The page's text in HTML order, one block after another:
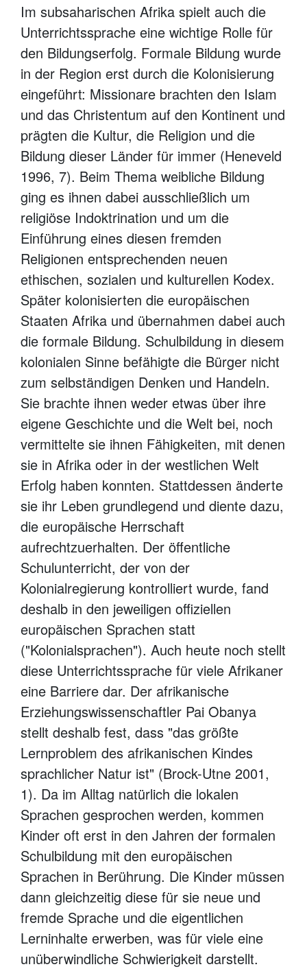
Im subsaharischen Afrika spielt auch die
Unterrichtssprache eine wichtige Rolle für
den Bildungserfolg. Formale Bildung wurde
in der Region erst durch die Kolonisierung
eingeführt: Missionare brachten den Islam
und das Christentum auf den Kontinent und
prägten die Kultur, die Religion und die
Bildung dieser Länder für immer (Heneveld
1996, 7). Beim Thema weibliche Bildung
ging es ihnen dabei ausschließlich um
religiöse Indoktrination und um die
Einführung eines diesen fremden
Religionen entsprechenden neuen
ethischen, sozialen und kulturellen Kodex.
Später kolonisierten die europäischen
Staaten Afrika und übernahmen dabei auch
die formale Bildung. Schulbildung in diesem
kolonialen Sinne befähigte die Bürger nicht
zum selbständigen Denken und Handeln.
Sie brachte ihnen weder etwas über ihre
eigene Geschichte und die Welt bei, noch
vermittelte sie ihnen Fähigkeiten, mit denen
sie in Afrika oder in der westlichen Welt
Erfolg haben konnten. Stattdessen änderte
sie ihr Leben grundlegend und diente dazu,
die europäische Herrschaft
aufrechtzuerhalten. Der öffentliche
Schulunterricht, der von der
Kolonialregierung kontrolliert wurde, fand
deshalb in den jeweiligen offiziellen
europäischen Sprachen statt
("Kolonialsprachen"). Auch heute noch stellt
diese Unterrichtssprache für viele Afrikaner
eine Barriere dar. Der afrikanische
Erziehungswissenschaftler Pai Obanya
stellt deshalb fest, dass "das größte
Lernproblem des afrikanischen Kindes
sprachlicher Natur ist" (Brock-Utne 2001,
1). Da im Alltag natürlich die lokalen
Sprachen gesprochen werden, kommen
Kinder oft erst in den Jahren der formalen
Schulbildung mit den europäischen
Sprachen in Berührung. Die Kinder müssen
dann gleichzeitig diese für sie neue und
fremde Sprache und die eigentlichen
Lerninhalte erwerben, was für viele eine
unüberwindliche Schwierigkeit darstellt.